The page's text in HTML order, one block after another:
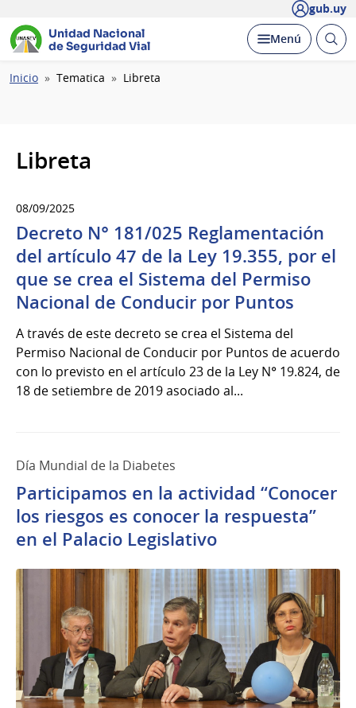
gub.uy
Unidad Nacional
de Seguridad Vial
Desplegar
Menú Abrir
Ruta
Inicio Tematica Libreta
Libreta
08/09/2025
Decreto N° 181/025 Reglamentación
del artículo 47 de la Ley 19.355, por el
que se crea el Sistema del Permiso
Nacional de Conducir por Puntos
A través de este decreto se crea el Sistema del
Permiso Nacional de Conducir por Puntos de acuerdo
con lo previsto en el artículo 23 de la Ley N° 19.824, de
18 de setiembre de 2019 asociado al...
Día Mundial de la Diabetes
Participamos en la actividad “Conocer
los riesgos es conocer la respuesta”
en el Palacio Legislativo